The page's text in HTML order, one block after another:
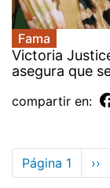
Fama
Victoria
asegura que
compartir en:
Paginación
Página 1 ››